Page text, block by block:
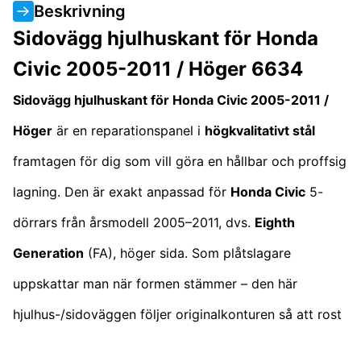
Beskrivning
Sidovägg hjulhuskant för Honda
Civic 2005-2011 / Höger 6634
Sidovägg hjulhuskant för Honda Civic 2005-2011 /
Höger är en reparationspanel i högkvalitativt stål
framtagen för dig som vill göra en hållbar och proffsig
lagning. Den är exakt anpassad för Honda Civic 5-
dörrars från årsmodell 2005–2011, dvs. Eighth
Generation (FA), höger sida. Som plåtslagare
uppskattar man när formen stämmer – den här
hjulhus-/sidoväggen följer originalkonturen så att rost